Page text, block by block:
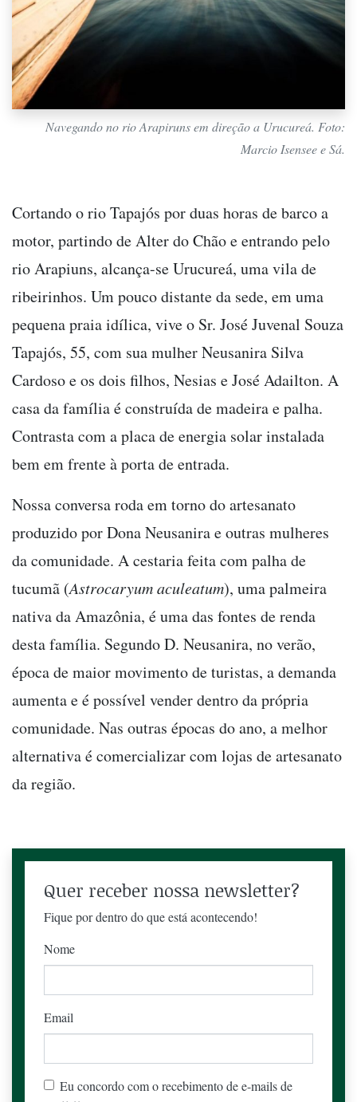
Navegando no rio Arapiruns em direção a Urucureá. Foto:
Marcio Isensee e Sá.
Cortando o rio Tapajós por duas horas de barco a
motor, partindo de Alter do Chão e entrando pelo
rio Arapiuns, alcança-se Urucureá, uma vila de
ribeirinhos. Um pouco distante da sede, em uma
pequena praia idílica, vive o Sr. José Juvenal Souza
Tapajós, 55, com sua mulher Neusanira Silva
Cardoso e os dois filhos, Nesias e José Adailton. A
casa da família é construída de madeira e palha.
Contrasta com a placa de energia solar instalada
bem em frente à porta de entrada.
Nossa conversa roda em torno do artesanato
produzido por Dona Neusanira e outras mulheres
da comunidade. A cestaria feita com palha de
tucumã (Astrocaryum aculeatum), uma palmeira
nativa da Amazônia, é uma das fontes de renda
desta família. Segundo D. Neusanira, no verão,
época de maior movimento de turistas, a demanda
aumenta e é possível vender dentro da própria
comunidade. Nas outras épocas do ano, a melhor
alternativa é comercializar com lojas de artesanato
da região.
Quer receber nossa newsletter?
Fique por dentro do que está acontecendo!
Nome
Email
Eu concordo com o recebimento de e-mails de